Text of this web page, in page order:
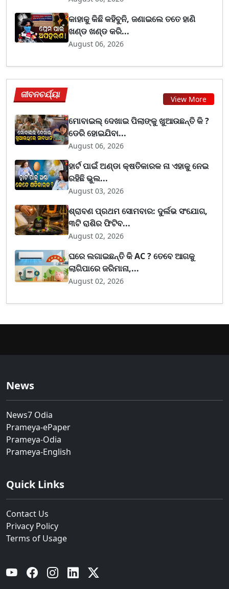
କାହାକୁ କିଛି କହିବୁନି, ଜଣାଇଲେ ତତେ ହାଣି
ଖଣ୍ଡ ଖଣ୍ଡ କରି...
August 06, 2026
ଜୀବନଚର୍ଯ୍ୟା View More
ମୋବାଇଲ୍ ଦେଖାଇ ପିଲାଙ୍କୁ ଖୁଆଉଛନ୍ତି କି ?
ଡେରି ହୋଇଯିବା...
August 06, 2026
ହାର୍ଟ ପାଇଁ ଅଣ୍ଡା କ୍ଷତିକାରକ ନା ଏହାକୁ ନେଇ
ରହିଛି ଭୁଲ...
August 03, 2026
ଶ୍ରାବଣ ପ୍ରଥମ ସୋମବାର: ଦୁର୍ଲଭ ସଂଯୋଗ,
୩ଟି ରାଶିର ଫିଟିବ...
August 02, 2026
ଘରେ ଲଗାଇଛନ୍ତି କି AC ? ତେବେ ଆଗକୁ
ଲାଗିପାରେ ଜରିମାନା,...
August 02, 2026
News
News7 Odia
Prameya-ePaper
Prameya-Odia
Prameya-English
Quick Links
Contact Us
Privacy Policy
Terms of Usage
YouTube Facebook Instagram Linkedin